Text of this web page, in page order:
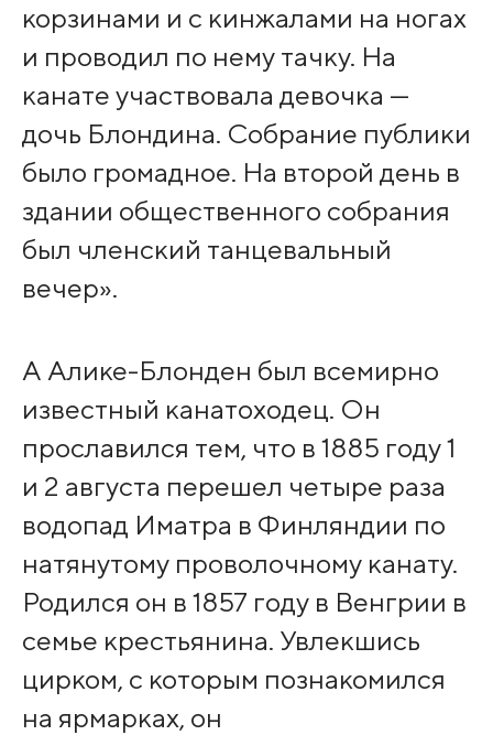
корзинами и с кинжалами на ногах
и проводил по нему тачку. На
канате участвовала девочка —
дочь Блондина. Собрание публики
было громадное. На второй день в
здании общественного собрания
был членский танцевальный
вечер».
А Алике-Блонден был всемирно
известный канатоходец. Он
прославился тем, что в 1885 году 1
и 2 августа перешел четыре раза
водопад Иматра в Финляндии по
натянутому проволочному канату.
Родился он в 1857 году в Венгрии в
семье крестьянина. Увлекшись
цирком, с которым познакомился
на ярмарках, он